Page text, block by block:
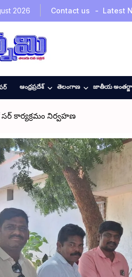
2026 Contact us Latest
ఆంధ్రప్రదేశ్ తెలంగాణ జాతీయ
సర్ కార్యక్రమం నిర్వహణ